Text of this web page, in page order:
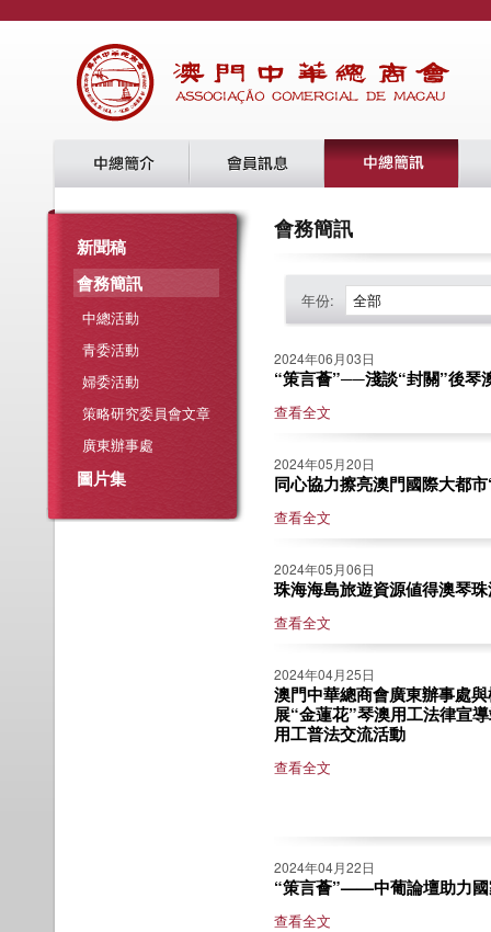
新聞稿
會務簡訊
中總活動
青委活動
婦委活動
策略研究委員會文章
廣東辦事處
圖片集
會務簡訊
年份: 全部
2024年06月03日
“策言薈”──淺談“封關”後琴
查看全文
2024年05月20日
同心協力擦亮澳門國際大都
查看全文
2024年05月06日
珠海海島旅遊資源値得澳琴
查看全文
2024年04月25日
澳門中華總商會廣東辦事處
展“金蓮花”琴澳用工法律宣
用工普法交流活動
查看全文
2024年04月22日
“策言薈”——中葡論壇助力國
查看全文